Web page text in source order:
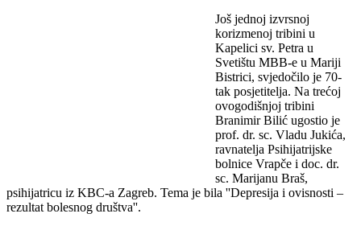
Još jednoj izvrsnoj
korizmenoj tribini u
Kapelici sv. Petra u
Svetištu MBB-e u Mariji
Bistrici, svjedočilo je 70-
tak posjetitelja. Na trećoj
ovogodišnjoj tribini
Branimir Bilić ugostio je
prof. dr. sc. Vladu Jukića,
ravnatelja Psihijatrijske
bolnice Vrapče i doc. dr.
sc. Marijanu Braš,
psihijatricu iz KBC-a Zagreb. Tema je bila ''Depresija i ovisnosti –
rezultat bolesnog društva''.